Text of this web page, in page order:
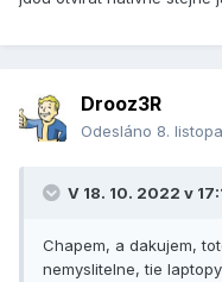
Drooz3R
Odesláno 8.
V 18. 10. 2022 v
Chapem, a dakujem,
nemyslitelne, tie